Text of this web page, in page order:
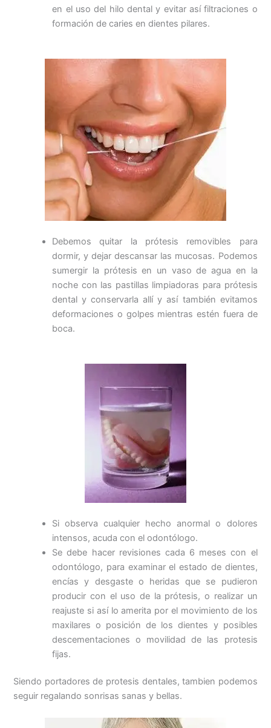
en el uso del hilo dental y evitar así filtraciones o
formación de caries en dientes pilares.
Debemos quitar la prótesis removibles para
dormir, y dejar descansar las mucosas. Podemos
sumergir la prótesis en un vaso de agua en la
noche con las pastillas limpiadoras para prótesis
dental y conservarla allí y así también evitamos
deformaciones o golpes mientras estén fuera de
boca.
Si observa cualquier hecho anormal o dolores
intensos, acuda con el odontólogo.
Se debe hacer revisiones cada 6 meses con el
odontólogo, para examinar el estado de dientes,
encías y desgaste o heridas que se pudieron
producir con el uso de la prótesis, o realizar un
reajuste si así lo amerita por el movimiento de los
maxilares o posición de los dientes y posibles
descementaciones o movilidad de las protesis
fijas.
Siendo portadores de protesis dentales, tambien podemos
seguir regalando sonrisas sanas y bellas.